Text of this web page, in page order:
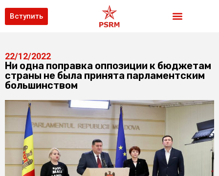
Вступить
22/12/2022
Ни одна поправка оппозиции к бюджетам
страны не была принята парламентским
большинством